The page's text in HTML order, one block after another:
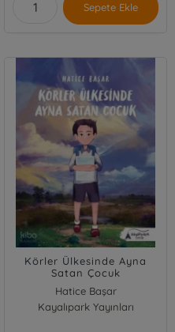
Sepete Ekle
Körler Ülkesinde Ayna
Satan Çocuk
Hatice Başar
Kayalıpark Yayınları